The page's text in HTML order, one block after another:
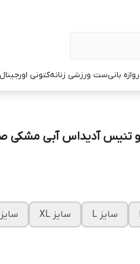
بانیست ورزشی زنانهکتونی اورجینال
سایز L سایز XL
سایز 2XL